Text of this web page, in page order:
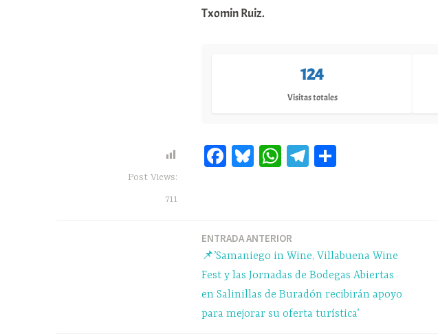
Txomin Ruiz.
124
Visitas totales
Post Views:
711
Fa Bl W
pp
Te
rti
r
ENTRADA ANTERIOR
📌’Samaniego in Wine, Villabuena Wine
Fest y las Jornadas de Bodegas Abiertas
en Salinillas de Buradón recibirán apoyo
para mejorar su oferta turística’